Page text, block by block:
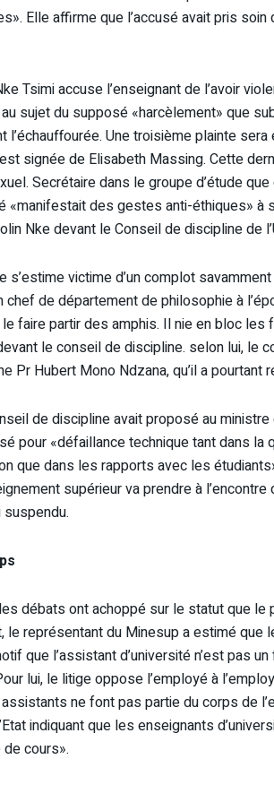
Elle affirme que l’accusé avait pris
Tsimi accuse l’enseignant de l’avoir
sujet du supposé «harcèlement» que
l’échauffourée. Une troisième plainte
signée de Elisabeth Massing. Cette
Secrétaire dans le groupe d’étude
«manifestait des gestes anti-éthiques» à
Nke devant le Conseil de discipline de
s’estime victime d’un complot
chef de département de philosophie à
faire partir des amphis. Il nie en bloc
le conseil de discipline. selon lui, le
Pr Hubert Mono Ndzana, qu’il a pourtant
de discipline avait proposé au
pour «défaillance technique tant dans
que dans les rapports avec les
supérieur va prendre à
débats ont achoppé sur le statut que le
le représentant du Minesup a estimé que
que l’assistant d’université n’est pas
lui, le litige oppose l’employé à
ne font pas partie du corps de
indiquant que les enseignants
cours».